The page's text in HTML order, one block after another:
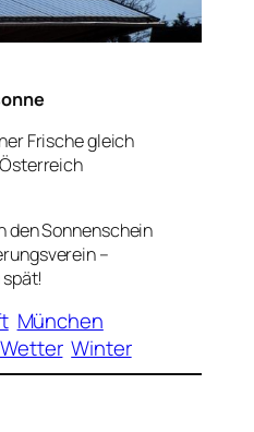
Frische gleich
den Sonnenschein
–
spät!
München
Winter